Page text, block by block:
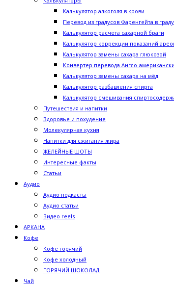
Калькулятор алкоголя в крови
Перевод из градусов Фаренгейта в
Калькулятор расчета сахарной браги
Калькулятор коррекции показаний
Калькулятор замены сахара глюкозой
Конвертер перевода Англо-
Калькулятор замены сахара на мёд
Калькулятор разбавления спирта
Калькулятор смешивания
Путешествия и напитки
Здоровье и похудение
Молекулярная кухня
Напитки для сжигания жира
ЖЕЛЕЙНЫЕ ШОТЫ
Интересные факты
Статьи
Аудио
Аудио подкасты
Аудио статьи
Видео reels
АРКАНА
Кофе
Кофе горячий
Кофе холодный
ГОРЯЧИЙ ШОКОЛАД
Чай